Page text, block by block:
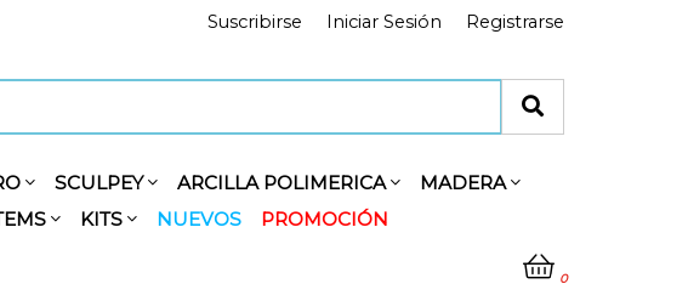
Registrarse
Iniciar Sesión
Suscribirse
SCULPEY ARCILLA POLIMERICA
MADERA
KITS NUEVOS PROMOCIÓN
0